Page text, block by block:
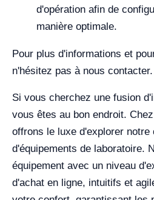
d'opération afin de
manière optimale.
Pour plus d'informations et
n'hésitez pas à nous contacter.
Si vous cherchez une fusion
vous êtes au bon endroit.
offrons le luxe d'explorer notre
d'équipements de laboratoire.
équipement avec un niveau
d'achat en ligne, intuitifs et